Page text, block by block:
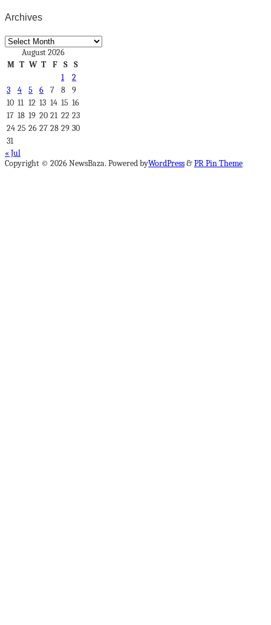
Archives
Archives
August 2026
M T W T F S
S
1
2
3
4 5 6 7 8
9
10 11 12 13 14 15 16
17 18 19 20 21 22 23
24 25 26 27 28 29 30
31
« Jul
Copyright © 2026 NewsBaza. Powered byWordPress&PR Pin Theme